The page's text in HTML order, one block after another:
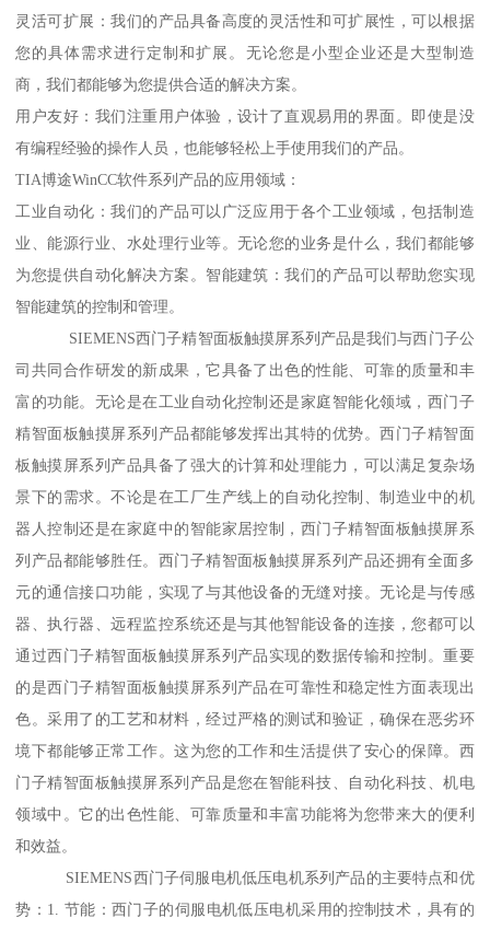
灵活可扩展：我们的产品具备高度的灵活性和可扩展性，可以根据
您的具体需求进行定制和扩展。无论您是小型企业还是大型制造
商，我们都能够为您提供合适的解决方案。
用户友好：我们注重用户体验，设计了直观易用的界面。即使是没
有编程经验的操作人员，也能够轻松上手使用我们的产品。
TIA博途WinCC软件系列产品的应用领域：
工业自动化：我们的产品可以广泛应用于各个工业领域，包括制造
业、能源行业、水处理行业等。无论您的业务是什么，我们都能够
为您提供自动化解决方案。智能建筑：我们的产品可以帮助您实现
智能建筑的控制和管理。
SIEMENS西门子精智面板触摸屏系列产品是我们与西门子公
司共同合作研发的新成果，它具备了出色的性能、可靠的质量和丰
富的功能。无论是在工业自动化控制还是家庭智能化领域，西门子
精智面板触摸屏系列产品都能够发挥出其特的优势。西门子精智面
板触摸屏系列产品具备了强大的计算和处理能力，可以满足复杂场
景下的需求。不论是在工厂生产线上的自动化控制、制造业中的机
器人控制还是在家庭中的智能家居控制，西门子精智面板触摸屏系
列产品都能够胜任。西门子精智面板触摸屏系列产品还拥有全面多
元的通信接口功能，实现了与其他设备的无缝对接。无论是与传感
器、执行器、远程监控系统还是与其他智能设备的连接，您都可以
通过西门子精智面板触摸屏系列产品实现的数据传输和控制。重要
的是西门子精智面板触摸屏系列产品在可靠性和稳定性方面表现出
色。采用了的工艺和材料，经过严格的测试和验证，确保在恶劣环
境下都能够正常工作。这为您的工作和生活提供了安心的保障。西
门子精智面板触摸屏系列产品是您在智能科技、自动化科技、机电
领域中。它的出色性能、可靠质量和丰富功能将为您带来大的便利
和效益。
SIEMENS西门子伺服电机低压电机系列产品的主要特点和优
势：1. 节能：西门子的伺服电机低压电机采用的控制技术，具有的